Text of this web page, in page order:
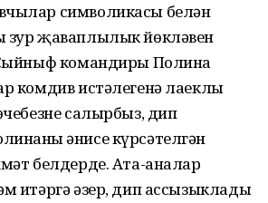
символикасы белән
зур җаваплылык йөкләвен
командиры Полина
комдив истәлегенә лаеклы
салырбыз, дип
әнисе күрсәтелгән
белдерде. Ата-аналар
итәргә әзер, дип ассызыклады